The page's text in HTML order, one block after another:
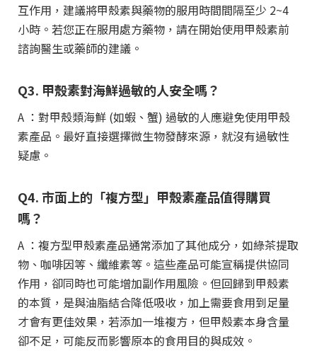
互作用，建議將甲殼素與藥物的服用時間間隔至少 2~4
小時。若您正在服用處方藥物，請在開始使用甲殼素前
諮詢醫生或藥師的建議。
Q3. 甲殼素對海鮮過敏的人安全嗎？
A ：對甲殼類海鮮 (如蝦、蟹) 過敏的人應避免使用甲殼
素產品。最好直接選擇微生物發酵來源，就沒有過敏性
疑慮。
Q4. 市面上的「複方型」甲殼素產品值得購買
嗎？
A ：複方型甲殼素產品通常添加了其他成分，如綠茶提取
物、咖啡因等、纖維素等。這些產品可能宣稱提供協同
作用，卻同時也可能增加副作用風險。但回歸到甲殼素
的本質，是與油脂結合降低吸收，加上需要食用到足量
才會有更佳效果，若添加一堆複方，但甲殼素本身含量
卻不足，可能反而影響原本的食用目的與成效。